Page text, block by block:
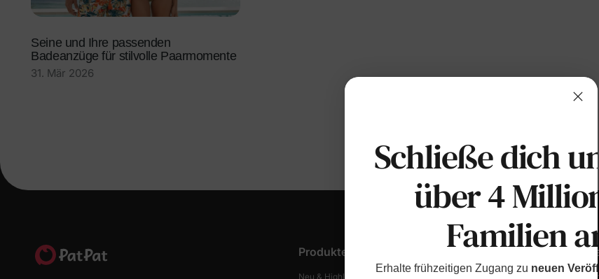
Seine und Ihre passenden
Badeanzüge für stilvolle Paarmomente
31. Mär 2026
Produkte
Neu & Highlights
Kundendienst
Bestellung Verfolgen Treue &
Schließe dich
über 4
Familien an
Erhalte frühzeitigen Zugang zu neuen